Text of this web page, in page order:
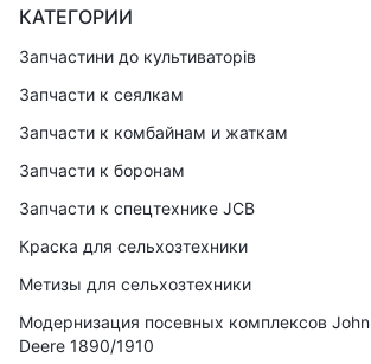
КАТЕГОРИИ
Запчастини до культиваторів
Запчасти к сеялкам
Запчасти к комбайнам и жаткам
Запчасти к боронам
Запчасти к спецтехнике JCB
Краска для сельхозтехники
Метизы для сельхозтехники
Модернизация посевных комплексов John
Deere 1890/1910